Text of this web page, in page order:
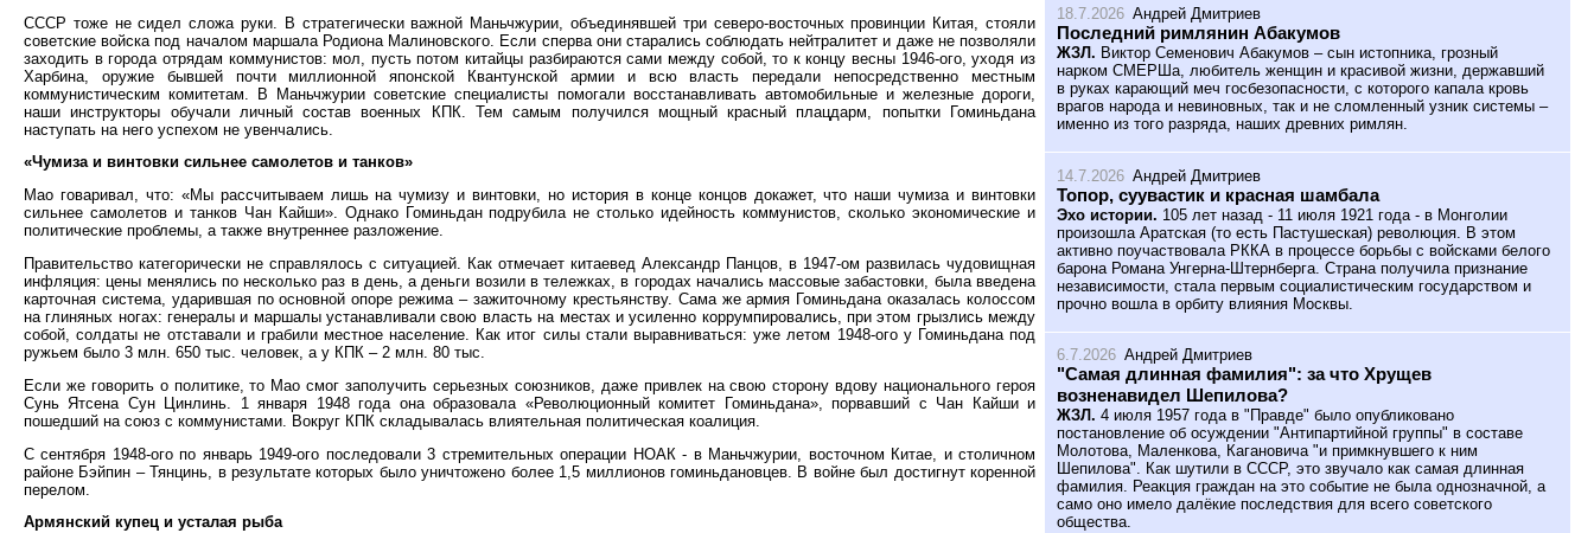
СССР тоже не сидел сложа руки. В стратегически важной Маньчжурии, объединявшей три северо-восточных провинции Китая, стояли
советские войска под началом маршала Родиона Малиновского. Если сперва они старались соблюдать нейтралитет и даже не позволяли
заходить в города отрядам коммунистов: мол, пусть потом китайцы разбираются сами между собой, то к концу весны 1946-ого, уходя из
Харбина, оружие бывшей почти миллионной японской Квантунской армии и всю власть передали непосредственно местным
коммунистическим комитетам. В Маньчжурии советские специалисты помогали восстанавливать автомобильные и железные дороги,
наши инструкторы обучали личный состав военных КПК. Тем самым получился мощный красный плацдарм, попытки Гоминьдана
наступать на него успехом не увенчались.
«Чумиза и винтовки сильнее самолетов и танков»
Мао говаривал, что: «Мы рассчитываем лишь на чумизу и винтовки, но история в конце концов докажет, что наши чумиза и винтовки
сильнее самолетов и танков Чан Кайши». Однако Гоминьдан подрубила не столько идейность коммунистов, сколько экономические и
политические проблемы, а также внутреннее разложение.
Правительство категорически не справлялось с ситуацией. Как отмечает китаевед Александр Панцов, в 1947-ом развилась чудовищная
инфляция: цены менялись по несколько раз в день, а деньги возили в тележках, в городах начались массовые забастовки, была введена
карточная система, ударившая по основной опоре режима – зажиточному крестьянству. Сама же армия Гоминьдана оказалась колоссом
на глиняных ногах: генералы и маршалы устанавливали свою власть на местах и усиленно коррумпировались, при этом грызлись между
собой, солдаты не отставали и грабили местное население. Как итог силы стали выравниваться: уже летом 1948-ого у Гоминьдана под
ружьем было 3 млн. 650 тыс. человек, а у КПК – 2 млн. 80 тыс.
Если же говорить о политике, то Мао смог заполучить серьезных союзников, даже привлек на свою сторону вдову национального героя
Сунь Ятсена Сун Цинлинь. 1 января 1948 года она образовала «Революционный комитет Гоминьдана», порвавший с Чан Кайши и
пошедший на союз с коммунистами. Вокруг КПК складывалась влиятельная политическая коалиция.
С сентября 1948-ого по январь 1949-ого последовали 3 стремительных операции НОАК - в Маньчжурии, восточном Китае, и столичном
районе Бэйпин – Тянцинь, в результате которых было уничтожено более 1,5 миллионов гоминьдановцев. В войне был достигнут коренной
перелом.
Армянский купец и усталая рыба
18.7.2026 Андрей Дмитриев
Последний римлянин Абакумов
ЖЗЛ. Виктор Семенович Абакумов – сын истопника, грозный
нарком СМЕРШа, любитель женщин и красивой жизни, державший
в руках карающий меч госбезопасности, с которого капала кровь
врагов народа и невиновных, так и не сломленный узник системы –
именно из того разряда, наших древних римлян.
14.7.2026 Андрей Дмитриев
Топор, суувастик и красная шамбала
Эхо истории. 105 лет назад - 11 июля 1921 года - в Монголии
произошла Аратская (то есть Пастушеская) революция. В этом
активно поучаствовала РККА в процессе борьбы с войсками белого
барона Романа Унгерна-Штернберга. Страна получила признание
независимости, стала первым социалистическим государством и
прочно вошла в орбиту влияния Москвы.
6.7.2026 Андрей Дмитриев
"Самая длинная фамилия": за что Хрущев
возненавидел Шепилова?
ЖЗЛ. 4 июля 1957 года в "Правде" было опубликовано
постановление об осуждении "Антипартийной группы" в составе
Молотова, Маленкова, Кагановича "и примкнувшего к ним
Шепилова". Как шутили в СССР, это звучало как самая длинная
фамилия. Реакция граждан на это событие не была однозначной, а
само оно имело далёкие последствия для всего советского
общества.